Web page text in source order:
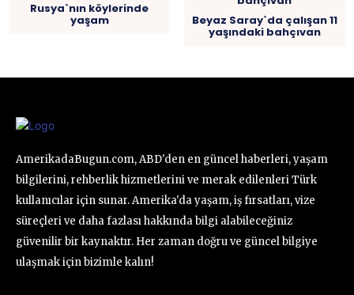
Rusya`nın köylerinde
yaşam Beyaz Saray`da çalışan 11
yaşındaki bahçıvan
AmerikadaBugun.com, ABD'den en güncel haberleri, yaşam
bilgilerini, rehberlik hizmetlerini ve merak edilenleri Türk
kullanıcılar için sunar. Amerika'da yaşam, iş fırsatları, vize
süreçleri ve daha fazlası hakkında bilgi alabileceğiniz
güvenilir bir kaynaktır. Her zaman doğru ve güncel bilgiye
ulaşmak için bizimle kalın!